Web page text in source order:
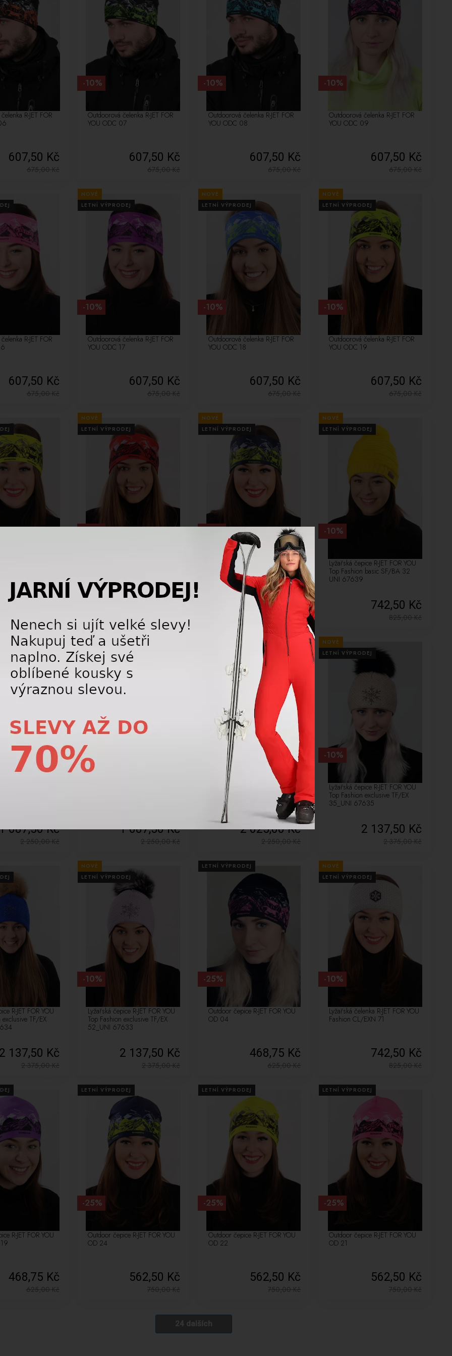
R-JET FOR
607,50 Kč
675,00Kč
Outdoorová čelenka R-JET FOR
YOU ODC 07
607,50 Kč
675,00Kč
-10%
Outdoorová čelenka R-JET FOR
YOU ODC 08
607,50 Kč
675,00Kč
-10%
Outdoorová čelenka R-JET FOR
YOU ODC 09
607,50 Kč
675,00Kč
-10%
R-JET FOR
607,50 Kč
675,00Kč
NOVÉ
LETNÍ VÝPRODEJ
Outdoorová čelenka R-JET FOR
YOU ODC 17
607,50 Kč
675,00Kč
-10%
NOVÉ
LETNÍ VÝPRODEJ
Outdoorová čelenka R-JET FOR
YOU ODC 18
607,50 Kč
675,00Kč
-10%
NOVÉ
LETNÍ VÝPRODEJ
Outdoorová čelenka R-JET FOR
YOU ODC 19
607,50 Kč
675,00Kč
-10%
R-JET FOR
607,50 Kč
Kč
NOVÉ
LETNÍ VÝPRODEJ
675,00
NOVÉ
LETNÍ VÝPRODEJ
Outdoorová čelenka R-JET FOR
YOU ODC 22
607,50 Kč
675,00
NOVÉ
LETNÍ VÝPRODEJ
Lyžařská čepice R-JET FOR YOU
Top Fashion basic SF/BA 32
UNI 67639
742,50 Kč
825,00Kč
-10%
687,50 Kč
2 250,00Kč
LETNÍ VÝPRODEJ
1 687,50 Kč
2 250,00Kč
-25%
LETNÍ VÝPRODEJ
Lyžařská čepice R-JET FOR YOU
Top Fashion basic TF/BA 03
UNI 67636
2 025,00 Kč
2 250,00Kč
NOVÉ
LETNÍ VÝPRODEJ
Lyžařská čepice R-JET FOR YOU
Top Fashion exclusive TF/EX
35_UNI 67635
2 137,50 Kč
2 375,00Kč
-10%
R-JET FOR YOU
exclusive TF/EX
2 137,50 Kč
2 375,00Kč
NOVÉ
LETNÍ VÝPRODEJ
Lyžařská čepice R-JET FOR YOU
Top Fashion exclusive TF/EX
52_UNI 67633
2 137,50 Kč
2 375,00Kč
-10%
LETNÍ VÝPRODEJ
Outdoor čepice R-JET FOR YOU
OD 04
468,75 Kč
625,00Kč
-25%
NOVÉ
LETNÍ VÝPRODEJ
Lyžařská čelenka R-JET FOR YOU
Fashion CL/EXN 71
742,50 Kč
825,00Kč
-10%
R-JET FOR YOU
468,75 Kč
625,00Kč
LETNÍ VÝPRODEJ
Outdoor čepice R-JET FOR YOU
OD 24
562,50 Kč
750,00Kč
-25%
LETNÍ VÝPRODEJ
Outdoor čepice R-JET FOR YOU
OD 22
562,50 Kč
750,00Kč
-25%
LETNÍ VÝPRODEJ
Outdoor čepice R-JET FOR YOU
OD 21
562,50 Kč
750,00Kč
-25%
24 dalších